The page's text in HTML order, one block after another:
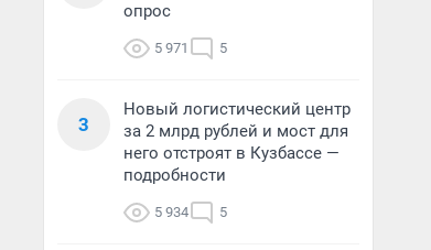
опрос
5 971 5
3
Новый логистический центр
за 2 млрд рублей и мост для
него отстроят в Кузбассе —
подробности
5 934 5